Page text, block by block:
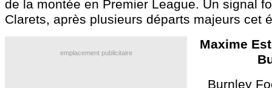
de la montée en Premier League. Un signal
Clarets, après plusieurs départs majeurs cet
emplacement publicitaire
Maxime
Burnley